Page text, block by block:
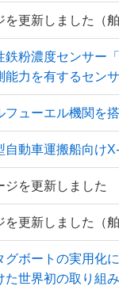
を更新しました（
鉄粉濃度センサー
能力を有するセン
フューエル機関を
自動車運搬船向け
ジを更新しました
を更新しました（
グボートの実用化
た世界初の取り組